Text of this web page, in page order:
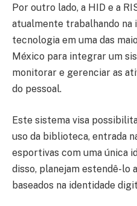
Por outro lado, a HID e a
atualmente trabalhando na
tecnologia em uma das
México para integrar um
monitorar e gerenciar as
do pessoal.
Este sistema visa
uso da biblioteca, entrada
esportivas com uma única
disso, planejam estendê-lo
baseados na identidade